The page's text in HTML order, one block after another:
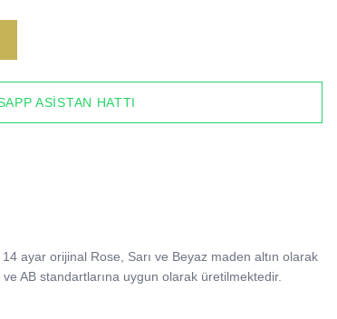
ASISTAN HATTI
ayar orijinal Rose, Sarı ve Beyaz maden altın olarak
AB standartlarına uygun olarak üretilmektedir.